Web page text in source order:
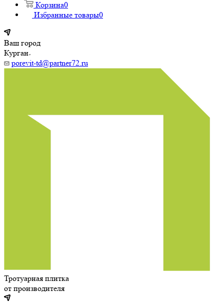
Корзина0
Избранные товары0
Ваш город
Курган
porevit-td@partner72.ru
Тротуарная плитка
от производителя